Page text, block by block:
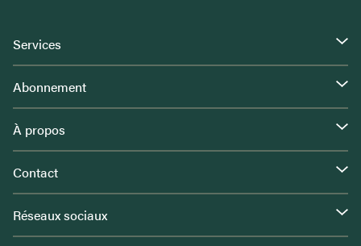
Services
Abonnement
À propos
Contact
Réseaux sociaux